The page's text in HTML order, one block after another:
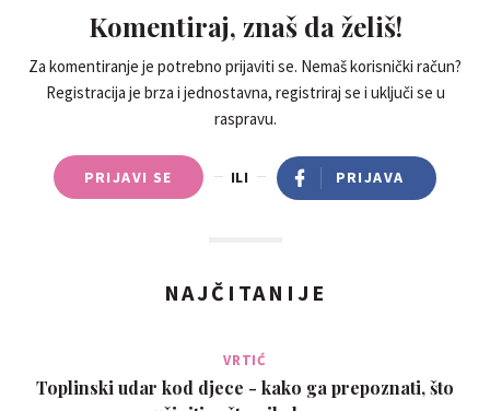
Komentiraj, znaš da želiš!
Za komentiranje je potrebno prijaviti se. Nemaš korisnički račun?
Registracija je brza i jednostavna, registriraj se i uključi se u
raspravu.
PRIJAVI SE ILI PRIJAVA
NAJČITANIJE
VRTIĆ
Toplinski udar kod djece - kako ga prepoznati, što